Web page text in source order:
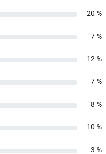
20 %
7 %
12 %
7 %
8 %
10 %
3 %